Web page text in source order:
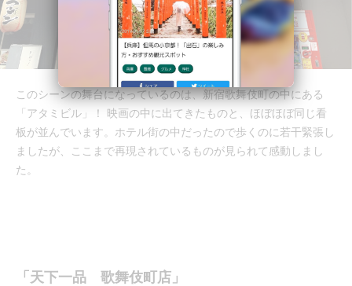
このシーンの舞台になっているのは、新宿歌舞伎町の中にある
「アタミビル」！ 映画の中に出てきたものと、ほぼほぼ同じ看
板が並んでいます。ホテル街の中だったので歩くのに若干緊張し
ましたが、ここまで再現されているものが見られて感動しまし
た。
「天下一品 歌舞伎町店」